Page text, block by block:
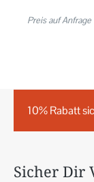
Preis auf Anfrage
10% Rabatt
Sicher Dir